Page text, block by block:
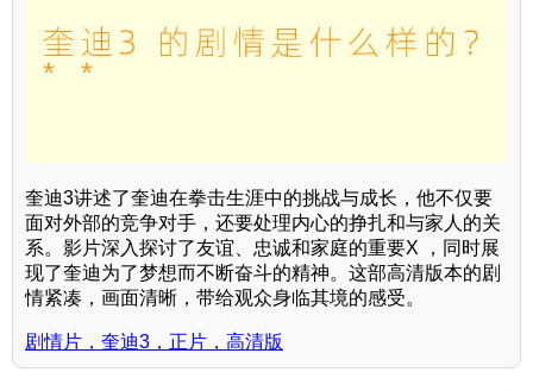
奎迪3讲述了奎迪在拳击生涯中的挑战与成长，他不仅要
面对外部的竞争对手，还要处理内心的挣扎和与家人的关
系。影片深入探讨了友谊、忠诚和家庭的重要X ，同时展
现了奎迪为了梦想而不断奋斗的精神。这部高清版本的剧
情紧凑，画面清晰，带给观众身临其境的感受。
剧情片，奎迪3，正片，高清版